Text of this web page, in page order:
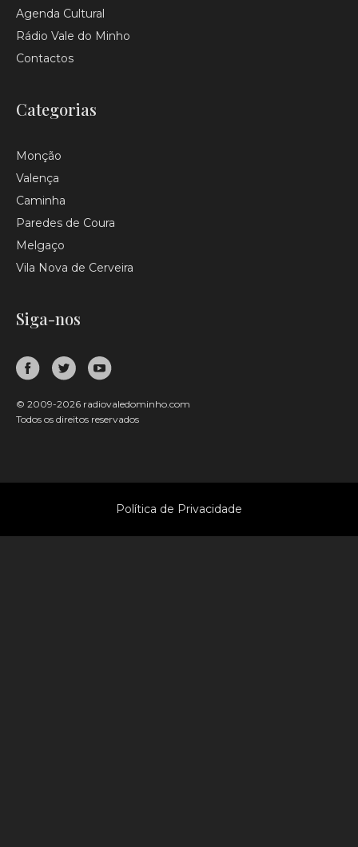
Agenda Cultural
Rádio Vale do Minho
Contactos
Categorias
Monção
Valença
Caminha
Paredes de Coura
Melgaço
Vila Nova de Cerveira
Siga-nos
© 2009-2026 radiovaledominho.com
Todos os direitos reservados
Política de Privacidade